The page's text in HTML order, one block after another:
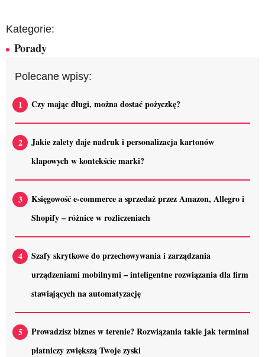
Kategorie:
Porady
Polecane wpisy:
Czy mając długi, można dostać pożyczkę?
Jakie zalety daje nadruk i personalizacja kartonów
klapowych w kontekście marki?
Księgowość e-commerce a sprzedaż przez Amazon, Allegro i
Shopify – różnice w rozliczeniach
Szafy skrytkowe do przechowywania i zarządzania
urządzeniami mobilnymi – inteligentne rozwiązania dla firm
stawiających na automatyzację
Prowadzisz biznes w terenie? Rozwiązania takie jak terminal
płatniczy zwiększą Twoje zyski